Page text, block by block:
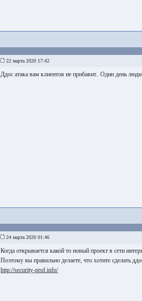
22 марта 2020 17:42
Ддос атака вам клиентов не прибавит.. Один день
24 марта 2020 01:46
Когда открывается какой то новый проект в сети
Поэтому вы правильно делаете, что хотите сделать
http://security-prof.info/